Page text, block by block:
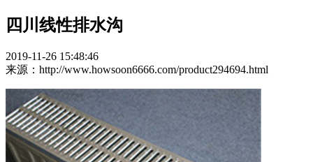
四川线性排水沟
2019-11-26 15:48:46
来源：http://www.howsoon6666.com/product294694.html